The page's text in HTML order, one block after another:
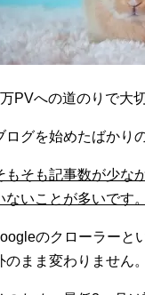
PVへの道のりで大
ログを始めたばかり
もそも記事数が少な
ないことが多いです。
のクローラーと
のまま変わりません。